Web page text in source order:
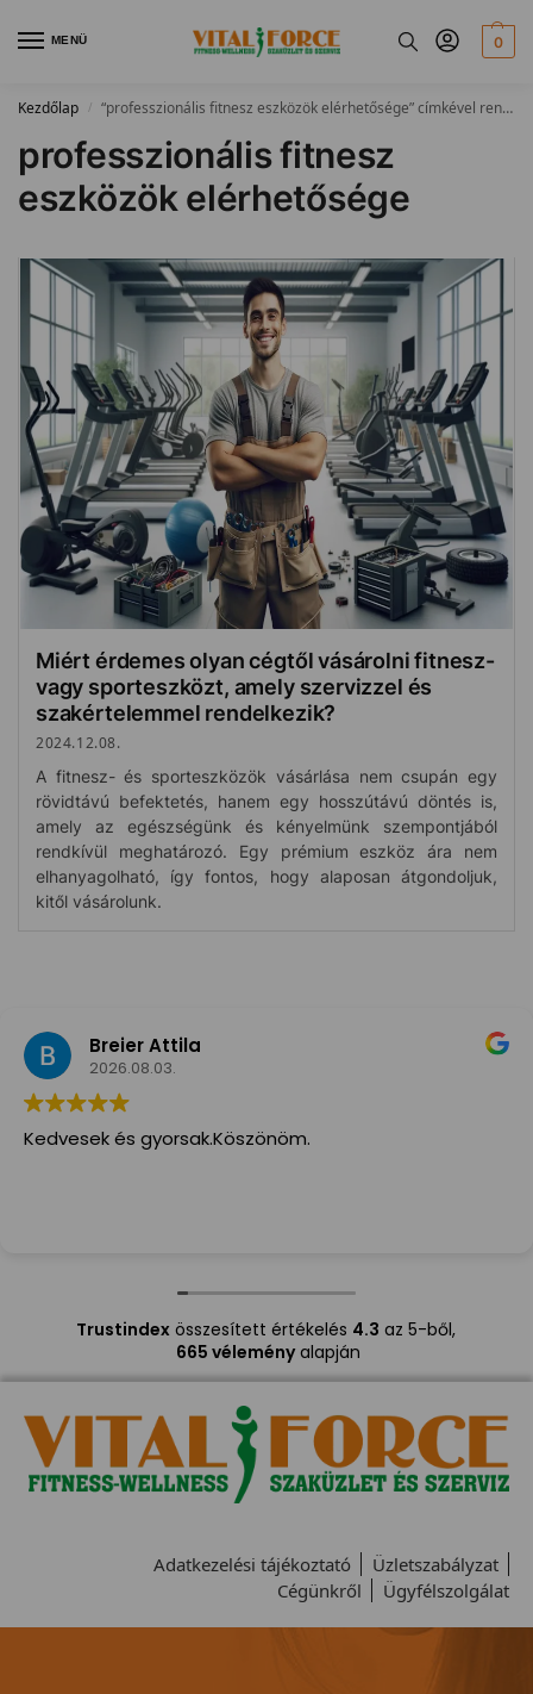
MENÜ 0
Kezdőlap / “professzionális fitnesz eszközök elérhetősége” címkével rendelkező bejegyzések
professzionális fitnesz
eszközök elérhetősége
Miért érdemes olyan cégtől vásárolni fitnesz-
vagy sporteszközt, amely szervizzel és
szakértelemmel rendelkezik?
2024.12.08.
A fitnesz- és sporteszközök vásárlása nem csupán egy
rövidtávú befektetés, hanem egy hosszútávú döntés is,
amely az egészségünk és kényelmünk szempontjából
rendkívül meghatározó. Egy prémium eszköz ára nem
elhanyagolható, így fontos, hogy alaposan átgondoljuk,
kitől vásárolunk.
Breier Attila
2026.08.03.
Kedvesek és gyorsak.Köszönöm.
Trustindexösszesített értékelés 4.3 az 5-ből,
665 véleményalapján
Adatkezelési tájékoztató
Üzletszabályzat
Cégünkről
Ügyfélszolgálat